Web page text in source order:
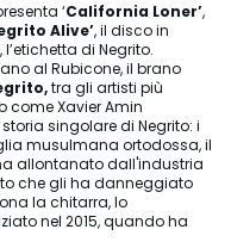
‘California Loner’,
Alive’, il disco in
di Negrito.
al Rubicone, il brano
tra gli artisti più
Xavier Amin
singolare di Negrito: i
musulmana ortodossa, il
allontanato dall'industria
che gli ha danneggiato
la chitarra, lo
nel 2015, quando ha